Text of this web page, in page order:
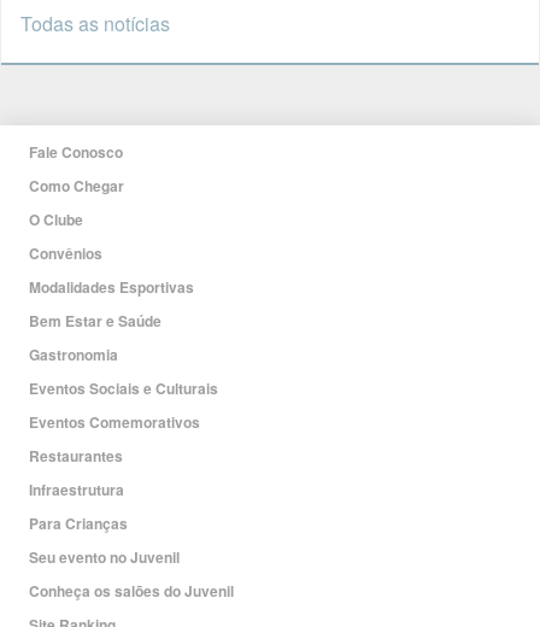
Todas as notícias
Fale Conosco
Como Chegar
O Clube
Convênios
Modalidades Esportivas
Bem Estar e Saúde
Gastronomia
Eventos Sociais e Culturais
Eventos Comemorativos
Restaurantes
Infraestrutura
Para Crianças
Seu evento no Juvenil
Conheça os salões do Juvenil